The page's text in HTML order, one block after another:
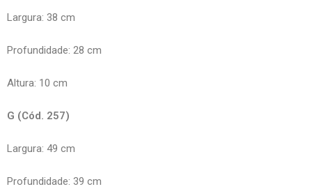
Largura: 38 cm
Profundidade: 28 cm
Altura: 10 cm
G (Cód. 257)
Largura: 49 cm
Profundidade: 39 cm